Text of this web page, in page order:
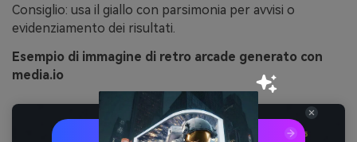
Consiglio: usa il giallo con parsimonia per avvisi o
evidenziamento dei risultati.
Esempio di immagine di retro arcade generato con
media.io